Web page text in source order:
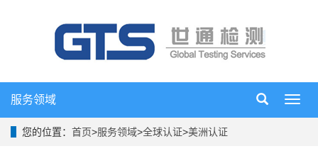
导
服务领域
您的位置： 首页>服务领域>全球认证>美洲认证